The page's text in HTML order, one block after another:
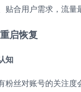
合用户需求，流量
启恢复
知
粉丝对账号的关注